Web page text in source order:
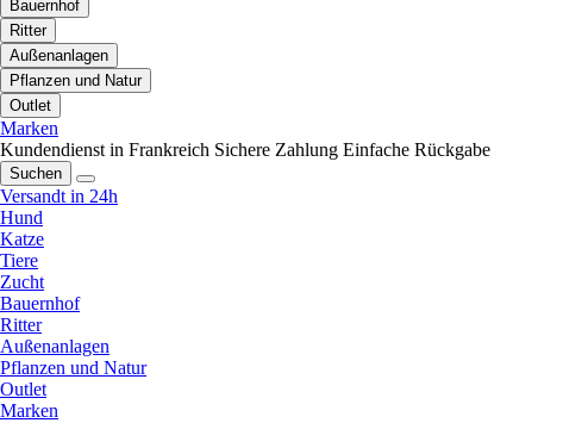
Bauernhof
Ritter
Außenanlagen
Pflanzen und Natur
Outlet
Marken
Kundendienst in Frankreich Sichere Zahlung Einfache Rückgabe
Suchen
Versandt in 24h
Hund
Katze
Tiere
Zucht
Bauernhof
Ritter
Außenanlagen
Pflanzen und Natur
Outlet
Marken